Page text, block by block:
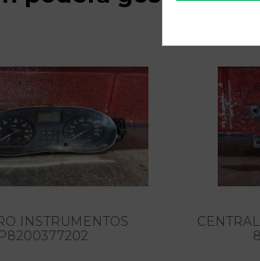
INSTRUMENTOS
P8200377202